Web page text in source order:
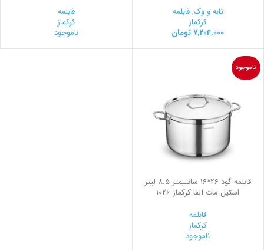
تابه و وک,قابلمه
کرکماز
7,204,000 تومان
قابلمه
کرکماز
ناموجود
ناموجود
قابلمه گود 26*16 سانتیمتر 8.5 لیتر
استیل مات آلفا کرکماز 1026
قابلمه
کرکماز
ناموجود